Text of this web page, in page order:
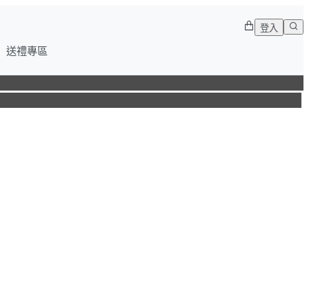
送禮專區
登入